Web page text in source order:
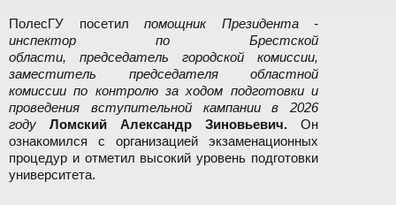
ПолесГУ посетил помощник Президента -
инспектор по Брестской
области, председатель городской комиссии,
заместитель председателя областной
комиссии по контролю за ходом подготовки и
проведения вступительной кампании в 2026
году Ломский Александр Зиновьевич. Он
ознакомился с организацией экзаменационных
процедур и отметил высокий уровень подготовки
университета.